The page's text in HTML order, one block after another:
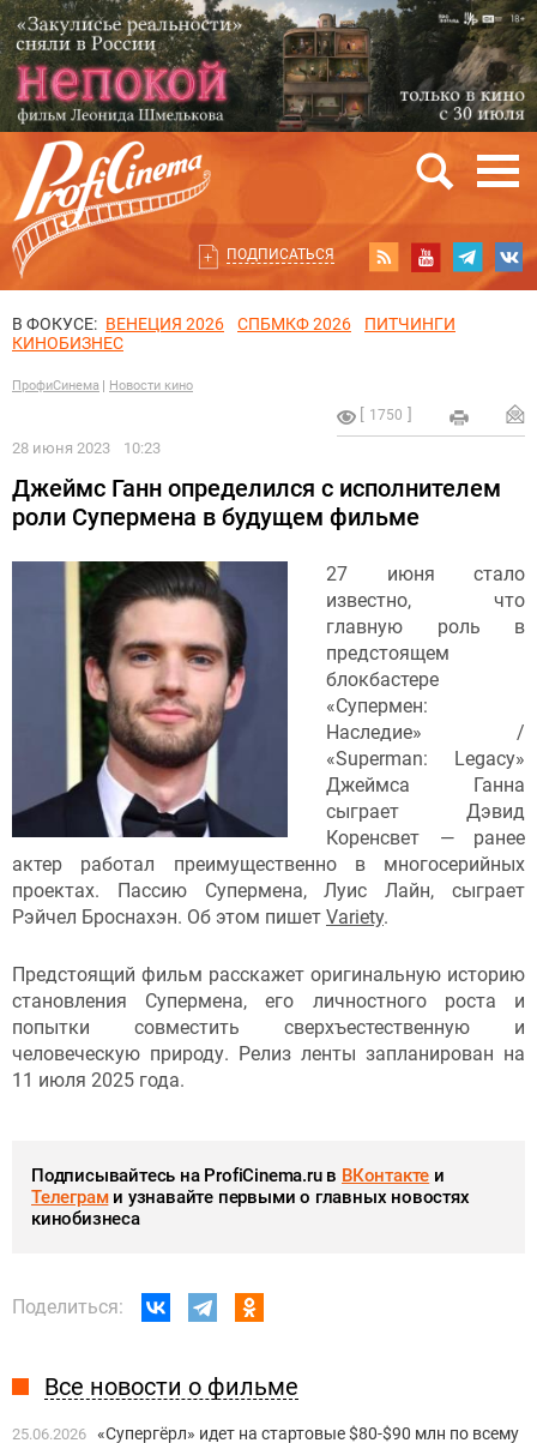
ПОДПИСАТЬСЯ
В ФОКУСЕ: ВЕНЕЦИЯ 2026 СПБМКФ 2026
ПИТЧИНГИ
КИНОБИЗНЕС
ПрофиСинема Новости кино
1750
28 июня 2023 10:23
Джеймс Ганн определился с исполнителем
роли Супермена в будущем фильме
27 июня стало
известно, что
главную роль в
предстоящем
блокбастере
«Супермен:
Наследие» /
«Superman: Legacy»
Джеймса Ганна
сыграет Дэвид
Коренсвет — ранее
актер работал преимущественно в многосерийных
проектах. Пассию Супермена, Луис Лайн, сыграет
Рэйчел Броснахэн. Об этом пишет Variety.
Предстоящий фильм расскажет оригинальную историю
становления Супермена, его личностного роста и
попытки совместить сверхъестественную и
человеческую природу. Релиз ленты запланирован на
11 июля 2025 года.
Подписывайтесь на ProfiCinema.ru в ВКонтакте и
Телеграми узнавайте первыми о главных новостях
кинобизнеса
Поделиться:
Все новости о фильме
25.06.2026 «Супергёрл» идет на стартовые $80-$90 млн по всему